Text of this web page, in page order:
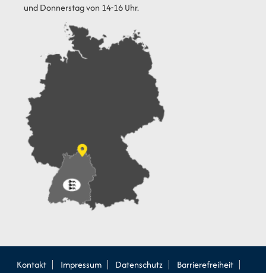
und Donnerstag von 14-16 Uhr.
Kontakt Impressum Datenschutz Barrierefreiheit